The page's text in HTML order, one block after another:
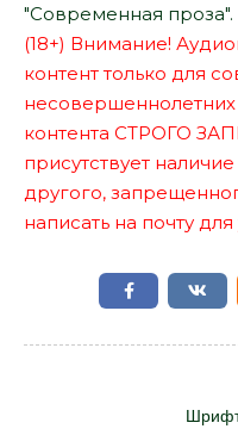
"Современная проза".
(18+) Внимание!
контент только для
контента СТРОГО
присутствует
другого,
написать на почту